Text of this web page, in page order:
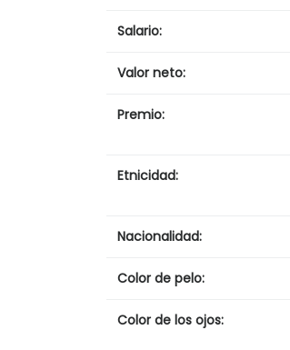
Salario:
Valor neto:
Premio:
Etnicidad:
Nacionalidad:
Color de pelo:
Color de los ojos: